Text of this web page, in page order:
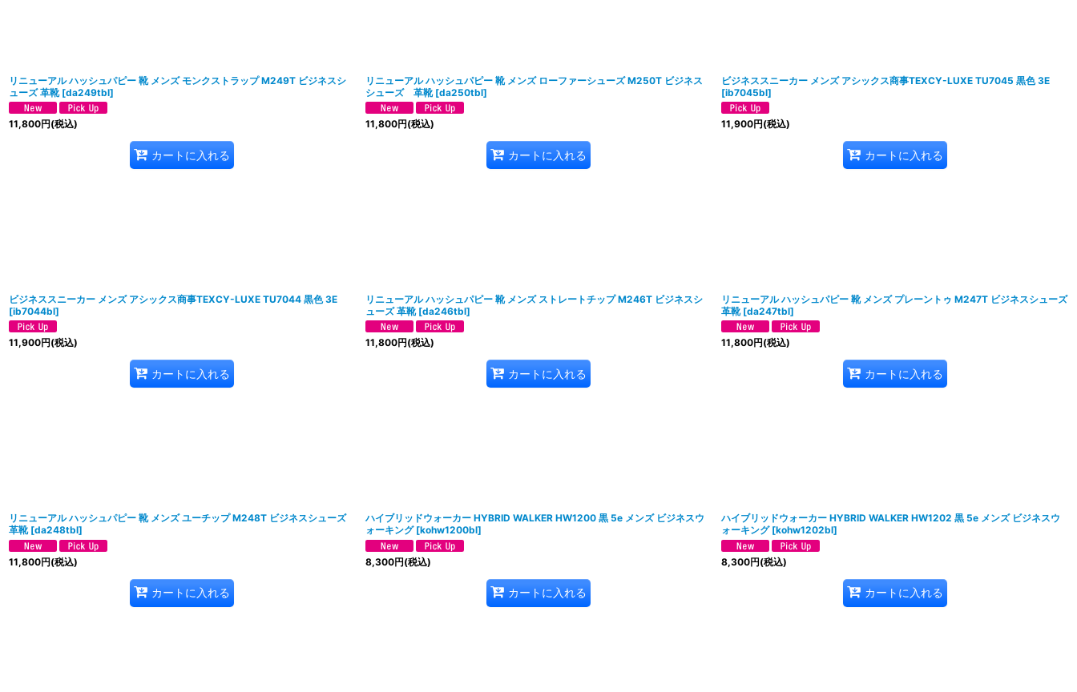
リニューアル ハッシュパピー 靴 メンズ モンクストラップ M249T ビジネスシ
ューズ 革靴 [da249tbl]
11,800円(税込)
カートに入れる
リニューアル ハッシュパピー 靴 メンズ ローファーシューズ M250T ビジネス
シューズ 革靴 [da250tbl]
11,800円(税込)
カートに入れる
ビジネススニーカー メンズ アシックス商事TEXCY-LUXE TU7045 黒色 3E
[ib7045bl]
11,900円(税込)
カートに入れる
ビジネススニーカー メンズ アシックス商事TEXCY-LUXE TU7044 黒色 3E
[ib7044bl]
11,900円(税込)
カートに入れる
リニューアル ハッシュパピー 靴 メンズ ストレートチップ M246T ビジネスシ
ューズ 革靴 [da246tbl]
11,800円(税込)
カートに入れる
リニューアル ハッシュパピー 靴 メンズ プレーントゥ M247T ビジネスシューズ
革靴 [da247tbl]
11,800円(税込)
カートに入れる
リニューアル ハッシュパピー 靴 メンズ ユーチップ M248T ビジネスシューズ
革靴 [da248tbl]
11,800円(税込)
カートに入れる
ハイブリッドウォーカー HYBRID WALKER HW1200 黒 5e メンズ ビジネスウ
ォーキング [kohw1200bl]
8,300円(税込)
カートに入れる
ハイブリッドウォーカー HYBRID WALKER HW1202 黒 5e メンズ ビジネスウ
ォーキング [kohw1202bl]
8,300円(税込)
カートに入れる